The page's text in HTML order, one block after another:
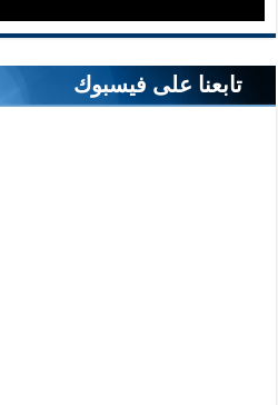
تابعنا على فيسبوك